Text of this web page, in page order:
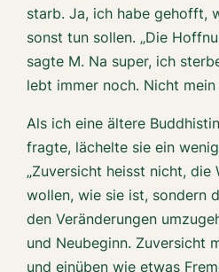
starb. Ja, ich habe gehofft,
sonst tun sollen. „Die
sagte M. Na super, ich
lebt immer noch. Nicht mein
Als ich eine ältere
fragte, lächelte sie ein
„Zuversicht heisst nicht, die
wollen, wie sie ist, sondern
den Veränderungen
und Neubeginn. Zuversicht
und einüben wie etwas